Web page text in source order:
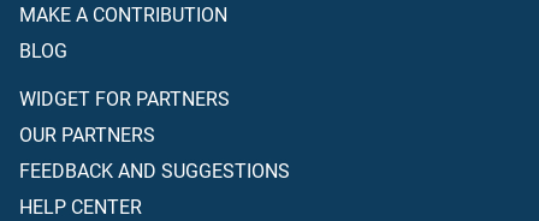
MAKE A CONTRIBUTION
BLOG
WIDGET FOR PARTNERS
OUR PARTNERS
FEEDBACK AND SUGGESTIONS
HELP CENTER